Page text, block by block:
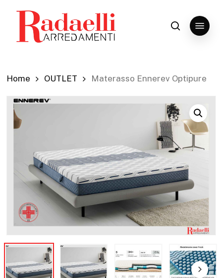
content
search
Menu
Home OUTLET Materasso Ennerev Optipure
Close